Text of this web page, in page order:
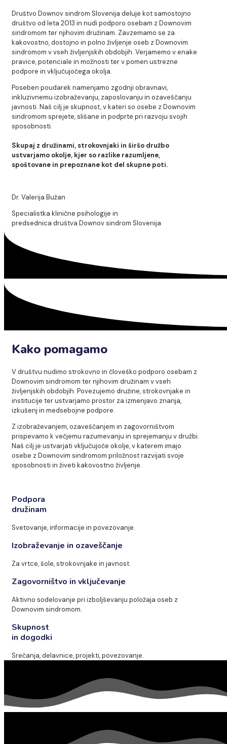
Društvo Downov sindrom Slovenija deluje kot samostojno
društvo od leta 2013 in nudi podporo osebam z Downovim
sindromom ter njihovim družinam. Zavzemamo se za
kakovostno, dostojno in polno življenje oseb z Downovim
sindromom v vseh življenjskih obdobjih. Verjamemo v enake
pravice, potenciale in možnosti ter v pomen ustrezne
podpore in vključujočega okolja.
Poseben poudarek namenjamo zgodnji obravnavi,
inkluzivnemu izobraževanju, zaposlovanju in ozaveščanju
javnosti. Naš cilj je skupnost, v kateri so osebe z Downovim
sindromom sprejete, slišane in podprte pri razvoju svojih
sposobnosti.
Skupaj z družinami, strokovnjaki in širšo družbo
ustvarjamo okolje, kjer so razlike razumljene,
spoštovane in prepoznane kot del skupne poti.
Dr. Valerija Bužan
Specialistka klinične psihologije in
predsednica društva Downov sindrom Slovenija
Kako pomagamo
V društvu nudimo strokovno in človeško podporo osebam z
Downovim sindromom ter njihovim družinam v vseh
življenjskih obdobjih. Povezujemo družine, strokovnjake in
institucije ter ustvarjamo prostor za izmenjavo znanja,
izkušenj in medsebojne podpore.
Z izobraževanjem, ozaveščanjem in zagovorništvom
prispevamo k večjemu razumevanju in sprejemanju v družbi.
Naš cilj je ustvarjati vključujoče okolje, v katerem imajo
osebe z Downovim sindromom priložnost razvijati svoje
sposobnosti in živeti kakovostno življenje.
Podpora
družinam
Svetovanje, informacije in povezovanje.
Izobraževanje in ozaveščanje
Za vrtce, šole, strokovnjake in javnost.
Zagovorništvo in vključevanje
Aktivno sodelovanje pri izboljševanju položaja oseb z
Downovim sindromom.
Skupnost
in dogodki
Srečanja, delavnice, projekti, povezovanje.